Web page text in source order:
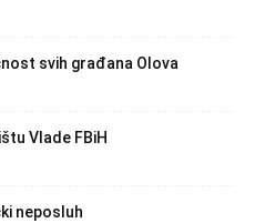
svih građana Olova
Vlade FBiH
neposluh